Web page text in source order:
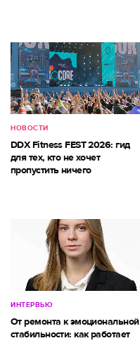
НОВОСТИ
DDX Fitness FEST 2026: гид
для тех, кто не хочет
пропустить ничего
ИНТЕРВЬЮ
От ремонта к эмоциональной
стабильности: как работает